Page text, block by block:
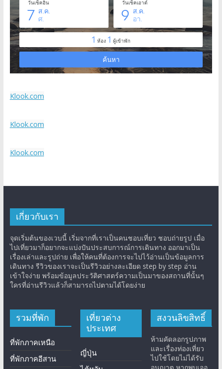
Klook.com
Klook.com
Klook.com
เกี่ยวกับเรา
จุดเริ่มต้นของเวบนี้ เริ่มจากที่เราเป็นคนชอบเที่ยว ชอบถ่ายรูป เมื่อ
ไปเที่ยวมาก็อยากจะแบ่งปันประสบการณ์การเดินทาง ออกมาเป็น
เรื่องเล่าและรูปถ่าย เพื่อให้คนที่ต้องการจะไปไว้อ่านเป็นข้อมูลการ
เดินทาง รีวิวของเราจะเป็นรีวิวอย่างละเอียด step by step อ่าน
เข้าใจง่าย พร้อมข้อมูลประวัติศาสตร์ความเป็นมาของสถานที่นั้นๆ
ใครที่อ่านรีวิวแล้วก็สามารถไปตามได้โดยง่าย
รวมที่พัก
ที่พักภาคเหนือ
ที่พักภาคอีสาน
เที่ยวต่าง
ประเทศ
ญี่ปุ่น
สงวนลิขสิทธิ์
ห้ามคัดลอกรูปภาพ
และเรื่องท่องเที่ยว
ไปใช้โดยไม่ได้รับ